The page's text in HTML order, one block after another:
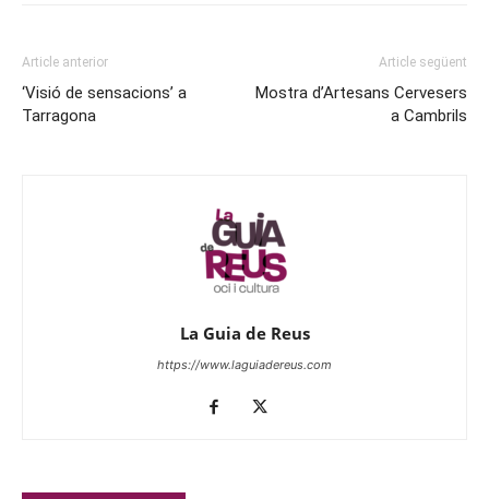
Article anterior
‘Visió de sensacions’ a
Tarragona
Article següent
Mostra d’Artesans Cervesers
a Cambrils
La Guia de Reus
https://www.laguiadereus.com